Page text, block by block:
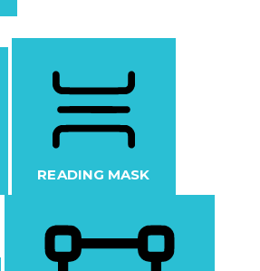
READING MASK